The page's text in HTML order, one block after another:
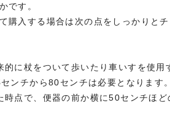
です。
購入する場合は次の点をしっかりとチ
に杖をついて歩いたり車いすを使用
ンチから80センチは必要となります。
時点で、便器の前か横に50センチほど